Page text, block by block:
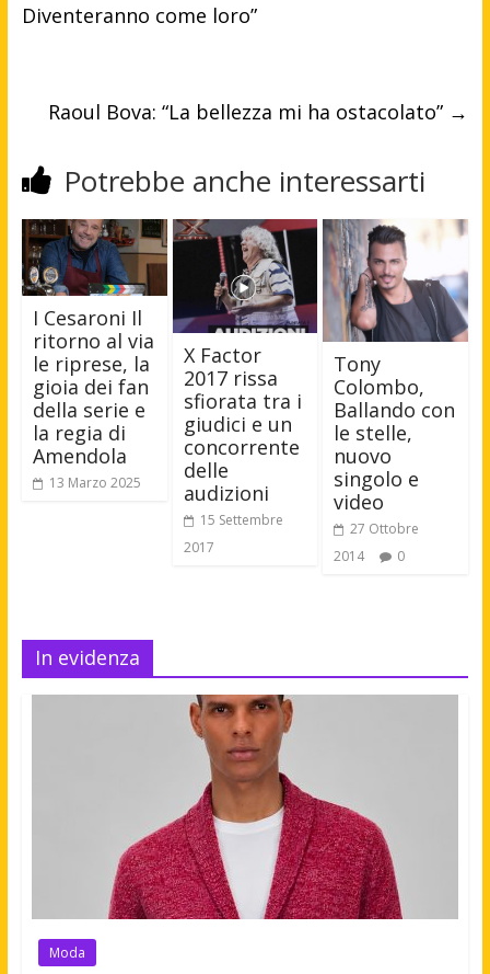
Diventeranno come loro”
Raoul Bova: “La bellezza mi ha ostacolato” →
Potrebbe anche interessarti
I Cesaroni Il
ritorno al via
le riprese, la
gioia dei fan
della serie e
la regia di
Amendola
13 Marzo 2025
X Factor
2017 rissa
sfiorata tra i
giudici e un
concorrente
delle
audizioni
15 Settembre
2017
Tony
Colombo,
Ballando con
le stelle,
nuovo
singolo e
video
27 Ottobre
2014
0
In evidenza
Moda